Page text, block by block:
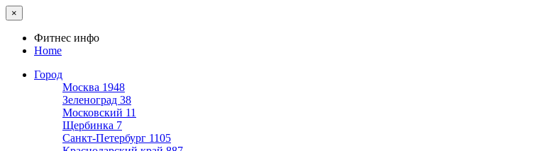
×
Фитнес инфо
Home
Город
Москва 1948
Зеленоград 38
Московский 11
Щербинка 7
Санкт-Петербург 1105